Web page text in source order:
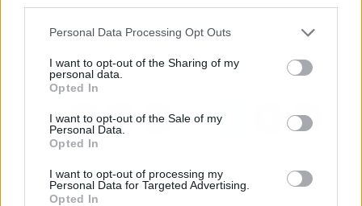
Personal Data Processing Opt Outs
I want to opt-out of the Sharing of my
personal data.
Opted In
I want to opt-out of the Sale of my
Personal Data.
Opted In
I want to opt-out of processing my
Personal Data for Targeted Advertising.
Opted In
menos
comportamientos
grandes ligas europeas"